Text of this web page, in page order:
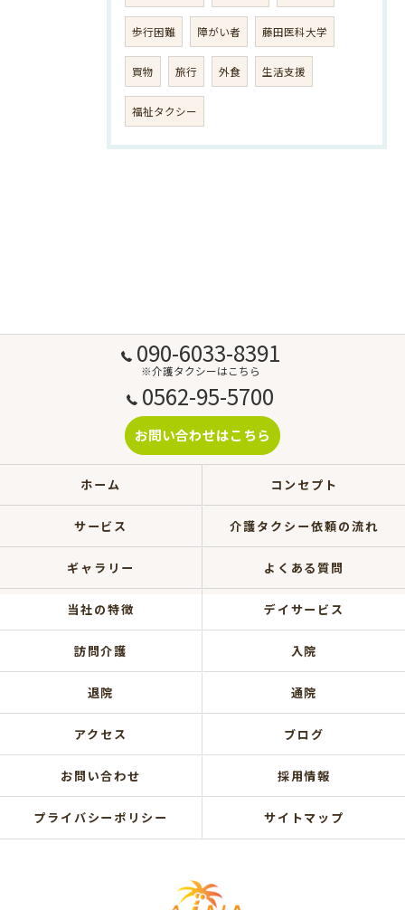
歩行困難 障がい者 藤田医科大学
買物 旅行 外食 生活支援
福祉タクシー
090-6033-8391
※介護タクシーはこちら
0562-95-5700
お問い合わせはこちら
ホーム コンセプト
サービス 介護タクシー依頼の流れ
ギャラリー よくある質問
当社の特徴 デイサービス
訪問介護 入院
退院 通院
アクセス ブログ
お問い合わせ 採用情報
プライバシーポリシー サイトマップ